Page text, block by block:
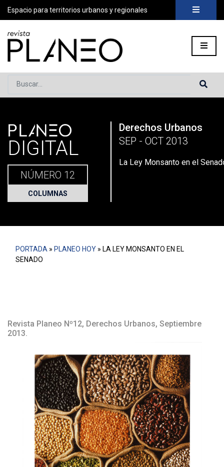
Espacio para territorios urbanos y regionales
Buscar...
Portada» Planeo Hoy La Ley Monsanto en el Senado
PLANEO
DIGITAL
NÚMERO 12
COLUMNAS
Derechos Urbanos
SEP - OCT 2013
La Ley Monsanto en el
PORTADA » PLANEO HOY » LA LEY MONSANTO EN EL
SENADO
Revista Planeo Nº12, Derechos Urbanos, Septiembre
2013.